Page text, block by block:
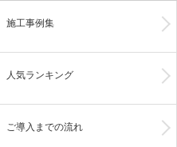
施工事例集
人気ランキング
ご導入までの流れ